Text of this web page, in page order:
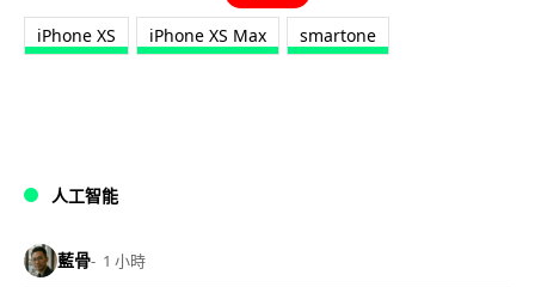
iPhone XS iPhone XS Max smartone
人工智能
藍骨 1 小時